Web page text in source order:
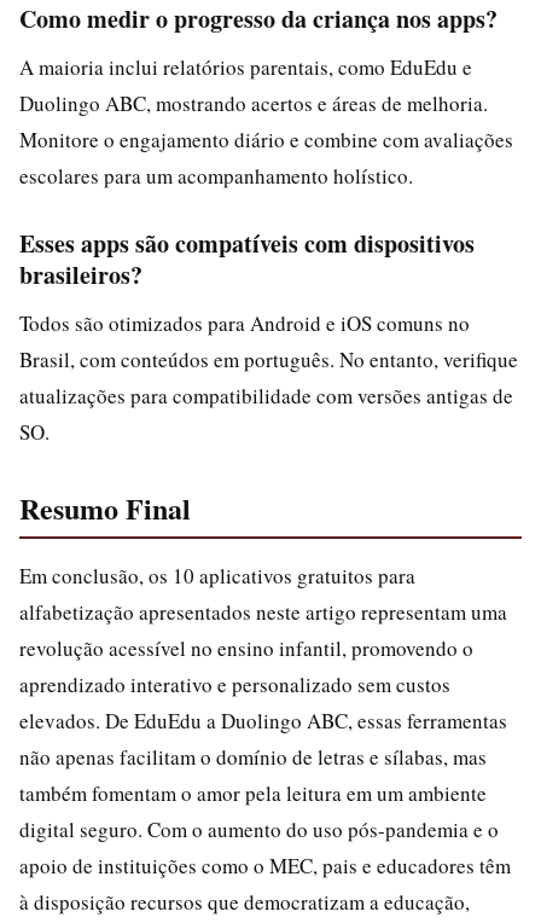
Como medir o progresso da criança nos apps?
A maioria inclui relatórios parentais, como EduEdu e
Duolingo ABC, mostrando acertos e áreas de melhoria.
Monitore o engajamento diário e combine com avaliações
escolares para um acompanhamento holístico.
Esses apps são compatíveis com dispositivos
brasileiros?
Todos são otimizados para Android e iOS comuns no
Brasil, com conteúdos em português. No entanto, verifique
atualizações para compatibilidade com versões antigas de
SO.
Resumo Final
Em conclusão, os 10 aplicativos gratuitos para
alfabetização apresentados neste artigo representam uma
revolução acessível no ensino infantil, promovendo o
aprendizado interativo e personalizado sem custos
elevados. De EduEdu a Duolingo ABC, essas ferramentas
não apenas facilitam o domínio de letras e sílabas, mas
também fomentam o amor pela leitura em um ambiente
digital seguro. Com o aumento do uso pós-pandemia e o
apoio de instituições como o MEC, pais e educadores têm
à disposição recursos que democratizam a educação,